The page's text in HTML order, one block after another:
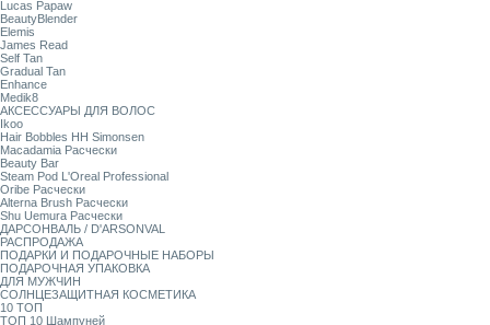
Lucas Papaw
BeautyBlender
Elemis
James Read
Self Tan
Gradual Tan
Enhance
Medik8
АКСЕССУАРЫ ДЛЯ ВОЛОС
Ikoo
Hair Bobbles HH Simonsen
Macadamia Расчески
Beauty Bar
Steam Pod L'Oreal Professional
Oribe Расчески
Alterna Brush Расчески
Shu Uemura Расчески
ДАРСОНВАЛЬ / D'ARSONVAL
РАСПРОДАЖА
ПОДАРКИ И ПОДАРОЧНЫЕ НАБОРЫ
ПОДАРОЧНАЯ УПАКОВКА
ДЛЯ МУЖЧИН
СОЛНЦЕЗАЩИТНАЯ КОСМЕТИКА
10 ТОП
ТОП 10 Шампуней